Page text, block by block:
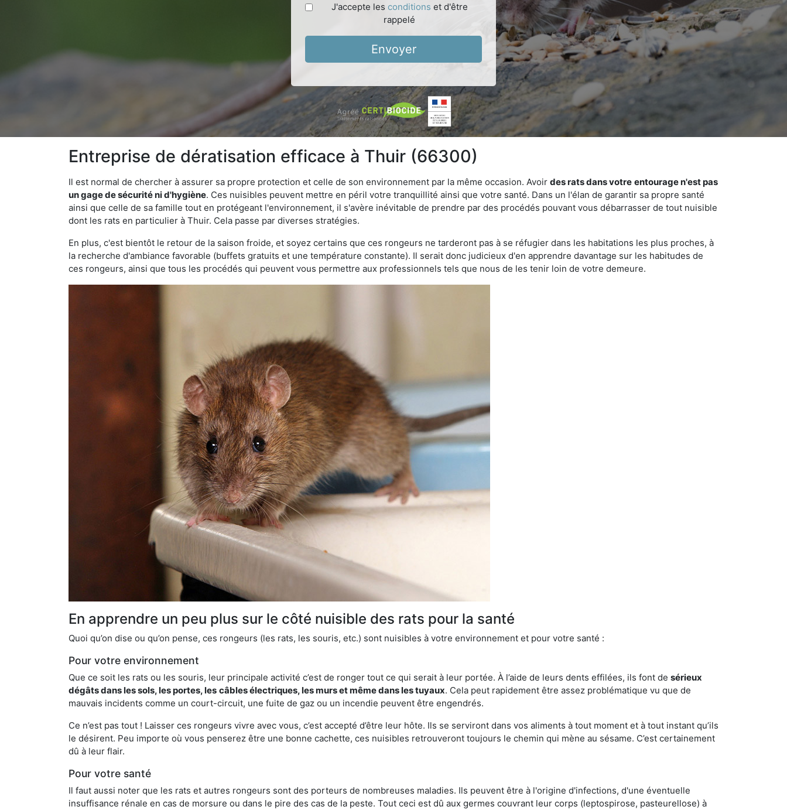
J'accepte les conditions et d'être
rappelé
Envoyer
Entreprise de dératisation efficace à Thuir (66300)
Il est normal de chercher à assurer sa propre protection et celle de son environnement par la même occasion. Avoir des rats dans votre entourage n'est pas
un gage de sécurité ni d'hygiène. Ces nuisibles peuvent mettre en péril votre tranquillité ainsi que votre santé. Dans un l'élan de garantir sa propre santé
ainsi que celle de sa famille tout en protégeant l'environnement, il s'avère inévitable de prendre par des procédés pouvant vous débarrasser de tout nuisible
dont les rats en particulier à Thuir. Cela passe par diverses stratégies.
En plus, c'est bientôt le retour de la saison froide, et soyez certains que ces rongeurs ne tarderont pas à se réfugier dans les habitations les plus proches, à
la recherche d'ambiance favorable (buffets gratuits et une température constante). Il serait donc judicieux d'en apprendre davantage sur les habitudes de
ces rongeurs, ainsi que tous les procédés qui peuvent vous permettre aux professionnels tels que nous de les tenir loin de votre demeure.
En apprendre un peu plus sur le côté nuisible des rats pour la santé
Quoi qu’on dise ou qu’on pense, ces rongeurs (les rats, les souris, etc.) sont nuisibles à votre environnement et pour votre santé :
Pour votre environnement
Que ce soit les rats ou les souris, leur principale activité c’est de ronger tout ce qui serait à leur portée. À l’aide de leurs dents effilées, ils font de sérieux
dégâts dans les sols, les portes, les câbles électriques, les murs et même dans les tuyaux. Cela peut rapidement être assez problématique vu que de
mauvais incidents comme un court-circuit, une fuite de gaz ou un incendie peuvent être engendrés.
Ce n’est pas tout ! Laisser ces rongeurs vivre avec vous, c’est accepté d’être leur hôte. Ils se serviront dans vos aliments à tout moment et à tout instant qu’ils
le désirent. Peu importe où vous penserez être une bonne cachette, ces nuisibles retrouveront toujours le chemin qui mène au sésame. C’est certainement
dû à leur flair.
Pour votre santé
Il faut aussi noter que les rats et autres rongeurs sont des porteurs de nombreuses maladies. Ils peuvent être à l'origine d'infections, d'une éventuelle
insuffisance rénale en cas de morsure ou dans le pire des cas de la peste. Tout ceci est dû aux germes couvrant leur corps (leptospirose, pasteurellose) à